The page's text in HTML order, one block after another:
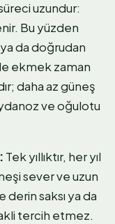
uzundur:
Bu yüzden
da doğrudan
ekmek zaman
daha az güneş
ve oğulotu
Tek yıllıktır, her yıl
sever ve uzun
saksı ya da
tercih etmez.